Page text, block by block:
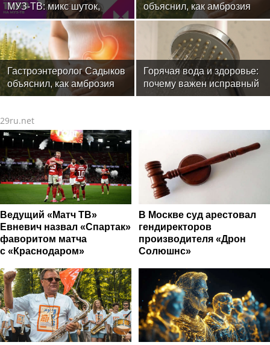
МУЗ‑ТВ: микс шуток,
песен и позитива
объяснил, как амброзия
может влиять на ЖКТ
Гастроэнтеролог Садыков
объяснил, как амброзия
может влиять на ЖКТ
Горячая вода и здоровье:
почему важен исправный
водонагреватель
29ru.net
Ведущий «Матч ТВ»
Евневич назвал «Спартак»
фаворитом матча
с «Краснодаром»
В Москве суд арестовал
гендиректоров
производителя «Дрон
Солюшнс»